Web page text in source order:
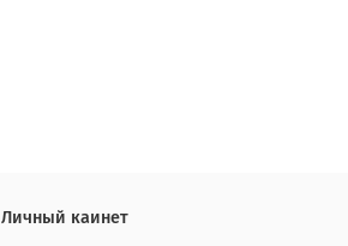
Личный каинет